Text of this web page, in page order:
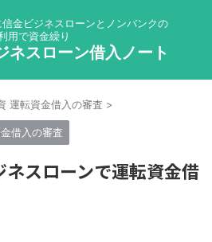
金ビジネスローンとノンバンクの
用で資金繰り
ネスローン借入ノート
運転資金借入の審査 >
借入の審査
スローンで運転資金借